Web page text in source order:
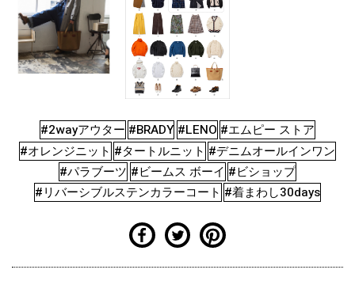
#2wayアウター #BRADY #LENO #エムピー ストア
#オレンジニット #タートルニット #デニムオールインワン
#パラブーツ #ビームス ボーイ #ビショップ
#リバーシブルステンカラーコート #着まわし30days